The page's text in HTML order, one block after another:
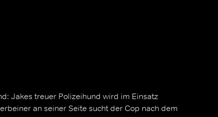
Jakes treuer Polizeihund wird im Einsatz
an seiner Seite sucht der Cop nach dem